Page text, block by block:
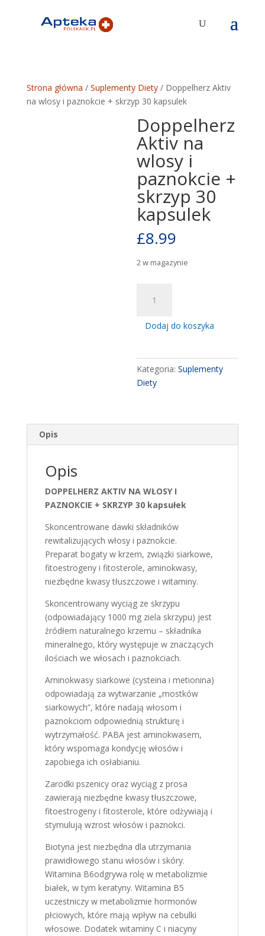
Strona główna / Suplementy Diety/ Doppelherz Aktiv
na wlosy i paznokcie + skrzyp 30 kapsulek
Doppelherz
Aktiv na
wlosy i
paznokcie +
skrzyp 30
kapsulek
£8.99
2 w magazynie
Doppelherz
na
i
paznokcie
+
kapsulek
Dodaj do koszyka
Kategoria:Suplementy
Diety
Opis
Opis
DOPPELHERZ AKTIV NA WŁOSY I
PAZNOKCIE + SKRZYP 30 kapsułek
Skoncentrowane dawki składników
rewitalizujących włosy i paznokcie.
Preparat bogaty w krzem, związki siarkowe,
fitoestrogeny i fitosterole, aminokwasy,
niezbędne kwasy tłuszczowe i witaminy.
Skoncentrowany wyciąg ze skrzypu
(odpowiadający 1000 mg ziela skrzypu) jest
źródłem naturalnego krzemu – składnika
mineralnego, który występuje w znaczących
ilościach we włosach i paznokciach.
Aminokwasy siarkowe (cysteina i metionina)
odpowiadają za wytwarzanie „mostków
siarkowych”, które nadają włosom i
paznokciom odpowiednią strukturę i
wytrzymałość. PABA jest aminokwasem,
który wspomaga kondycję włosów i
zapobiega ich osłabianiu.
Zarodki pszenicy oraz wyciąg z prosa
zawierają niezbędne kwasy tłuszczowe,
fitoestrogeny i fitosterole, które odżywiają i
stymulują wzrost włosów i paznokci.
Biotyna jest niezbędna dla utrzymania
prawidłowego stanu włosów i skóry.
Witamina B6odgrywa rolę w metabolizmie
białek, w tym keratyny. Witamina B5
uczestniczy w metabolizmie hormonów
płciowych, które mają wpływ na cebulki
włosowe. Dodatek witaminy C i niacyny